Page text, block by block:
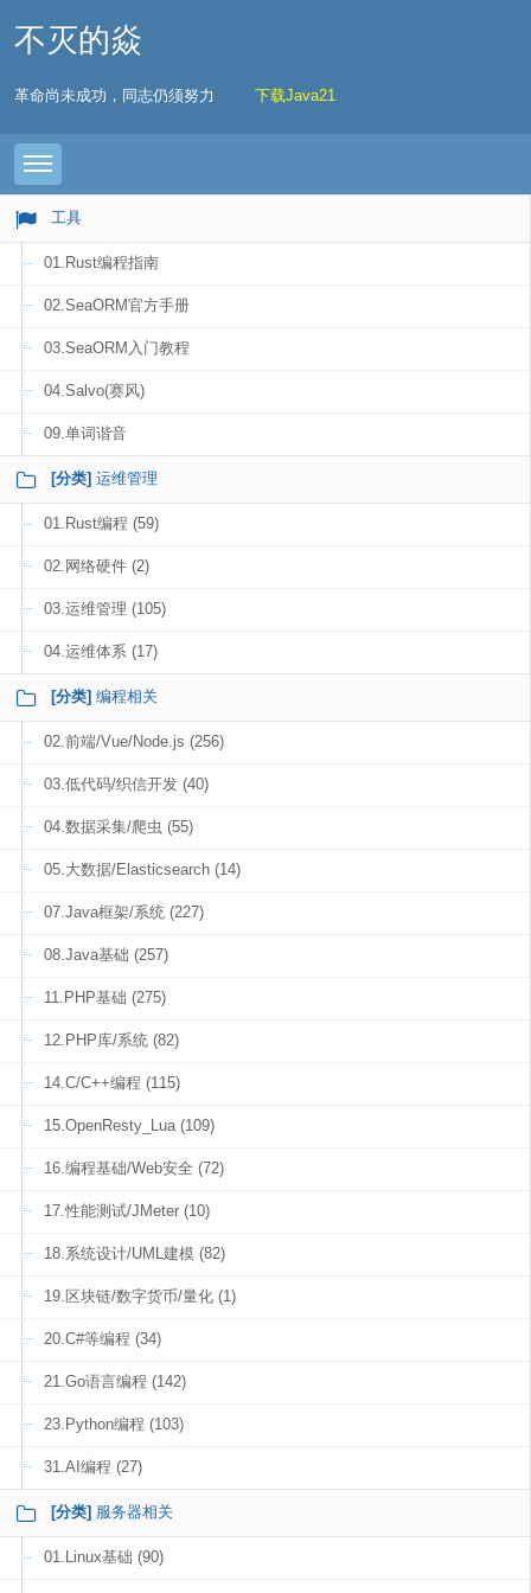
不灭的焱
革命尚未成功，同志仍须努力 下载Java21
Toggle navigation
工具
01.Rust编程指南
02.SeaORM官方手册
03.SeaORM入门教程
04.Salvo(赛风)
09.单词谐音
[分类] 运维管理
01.Rust编程 (59)
02.网络硬件 (2)
03.运维管理 (105)
04.运维体系 (17)
[分类] 编程相关
02.前端/Vue/Node.js (256)
03.低代码/织信开发 (40)
04.数据采集/爬虫 (55)
05.大数据/Elasticsearch (14)
07.Java框架/系统 (227)
08.Java基础 (257)
11.PHP基础 (275)
12.PHP库/系统 (82)
14.C/C++编程 (115)
15.OpenResty_Lua (109)
16.编程基础/Web安全 (72)
17.性能测试/JMeter (10)
18.系统设计/UML建模 (82)
19.区块链/数字货币/量化 (1)
20.C#等编程 (34)
21.Go语言编程 (142)
23.Python编程 (103)
31.AI编程 (27)
[分类] 服务器相关
01.Linux基础 (90)